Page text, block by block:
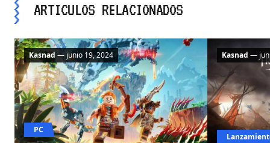
ARTICULOS RELACIONADOS
PC
Kasnad — junio 19, 2024 Kasnad —